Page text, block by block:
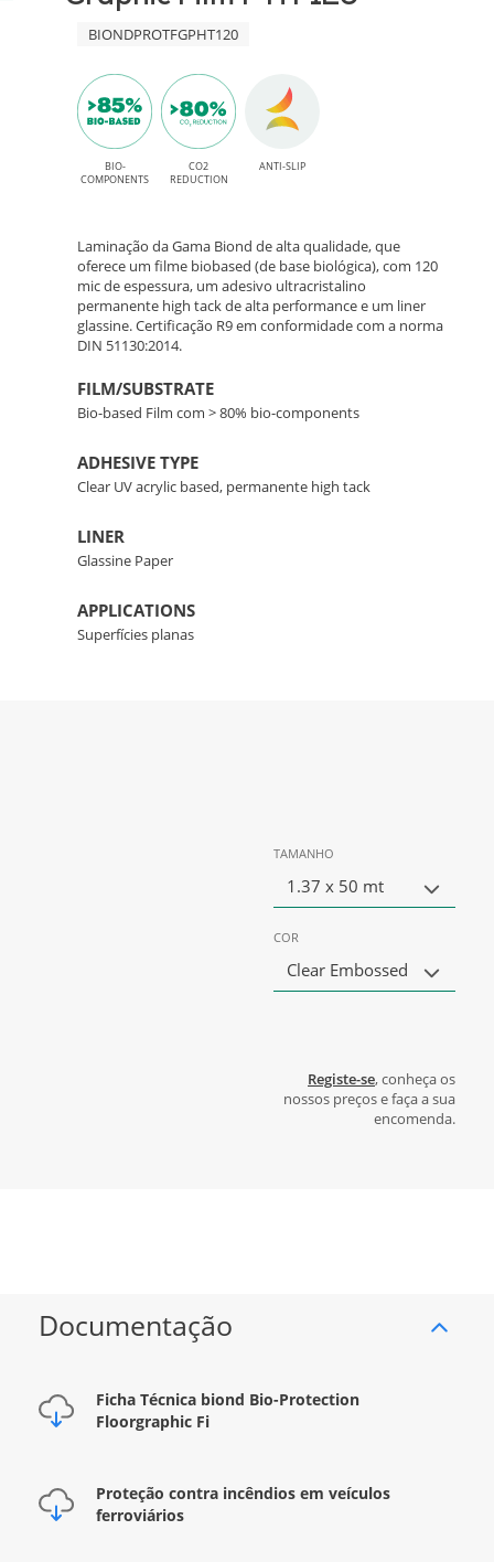
BIONDPROTFGPHT120
BIO-
COMPONENTS
CO2
REDUCTION
ANTI-SLIP
Laminação da Gama Biond de alta qualidade, que
oferece um filme biobased (de base biológica), com 120
mic de espessura, um adesivo ultracristalino
permanente high tack de alta performance e um liner
glassine. Certificação R9 em conformidade com a norma
DIN 51130:2014.
FILM/SUBSTRATE
Bio-based Film com > 80% bio-components
ADHESIVE TYPE
Clear UV acrylic based, permanente high tack
LINER
Glassine Paper
APPLICATIONS
Superfícies planas
TAMANHO
1.37 x 50 mt
COR
Clear Embossed
Registe-se, conheça os
nossos preços e faça a sua
encomenda.
Documentação
Ficha Técnica biond Bio-Protection
Floorgraphic Fi
Proteção contra incêndios em veículos
ferroviários
Filme
Based
para
Laminação
Chão
adesivo
permanente
aplicações